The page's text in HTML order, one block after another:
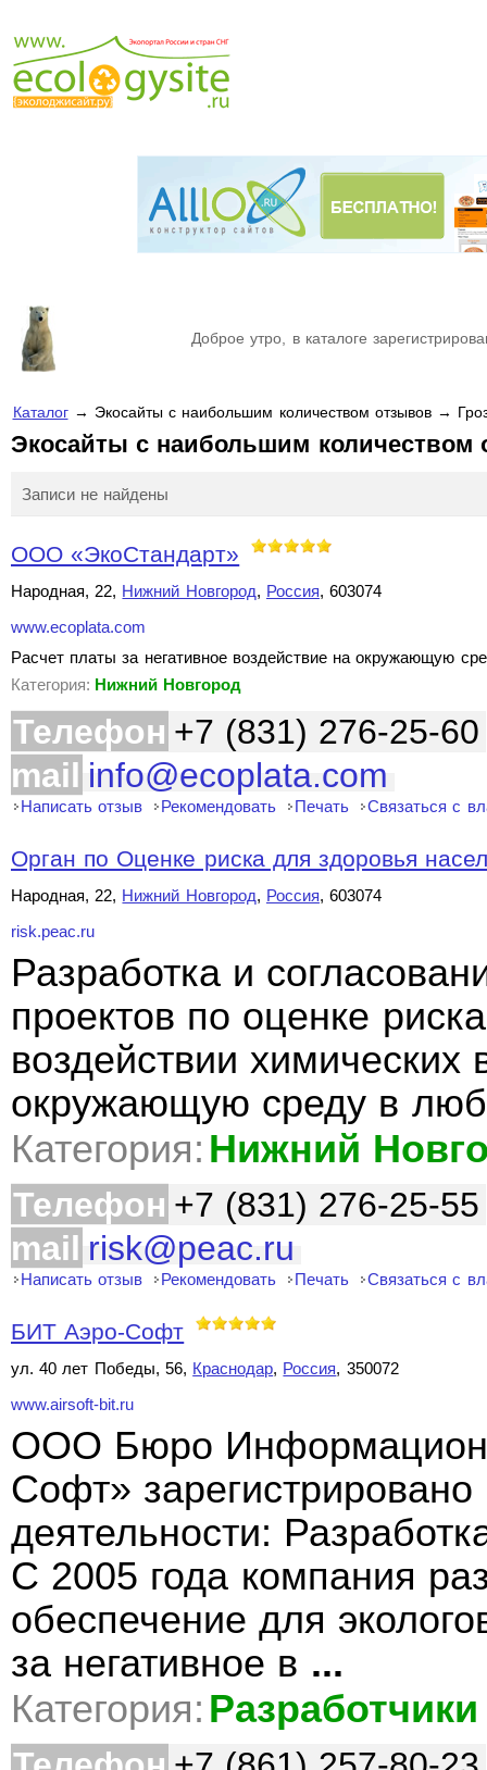
Доброе утро, в каталоге
Каталог→ Экосайты с наибольшим количеством отзывов →
Экосайты с наибольшим количеством
Записи не найдены
ООО «ЭкоСтандарт»
Народная, 22, Нижний Новгород, Россия, 603074
www.ecoplata.com
Расчет платы за негативное воздействие на окружающую
Категория: Нижний Новгород
Телефон +7 (831) 276-25-60
mail info@ecoplata.com
Написать отзыв Рекомендовать Печать Связаться с
Орган по Оценке риска для здоровья
Народная, 22, Нижний Новгород, Россия, 603074
risk.peac.ru
Разработка и
проектов по оценке
воздействии
окружающую среду в
Категория: Нижний
Телефон +7 (831) 276-25-55
mail risk@peac.ru
Написать отзыв Рекомендовать Печать Связаться с
БИТ Аэро-Софт
ул. 40 лет Победы, 56, Краснодар, Россия, 350072
www.airsoft-bit.ru
ООО Бюро
Софт»
деятельности:
С 2005 года компания
обеспечение для
за негативное в ...
Категория: